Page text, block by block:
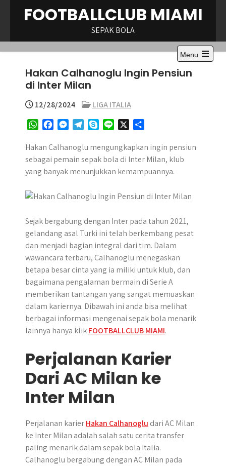
FOOTBALLCLUB MIAMI
SEPAK BOLA
Menu
Open
Hakan Calhanoglu Ingin Pensiun
di Inter Milan
12/28/2024
LIGA ITALIA
W
a
t
s
p
c
e
b
k
s
s
e
g
e
l
e
g
m
y
p
e
n
e
a
r
e
​Hakan Calhanoglu mengungkapkan ingin pensiun
sebagai pemain sepak bola di Inter Milan, klub
yang banyak menunjukkan kemampuannya.​
Sejak bergabung dengan Inter pada tahun 2021,
gelandang asal Turki ini telah berkembang pesat
dan menjadi bagian integral dari tim. Dalam
wawancara terbaru, Calhanoglu menegaskan
betapa besar cinta yang ia miliki untuk klub, dan
bagaimana pengalaman bermain di Serie A
memberikan tantangan yang sangat memuaskan
dalam kariernya. Dibawah ini anda bisa melihat
berbagai informasi mengenai sepak bola menarik
lainnya hanya klikFOOTBALLCLUB MIAMI.
Perjalanan Karier
Dari AC Milan ke
Inter Milan
Perjalanan karierHakan Calhanoglu dari AC Milan
ke Inter Milan adalah salah satu cerita transfer
paling menarik dalam sepak bola Italia.
Calhanoglu bergabung dengan AC Milan pada